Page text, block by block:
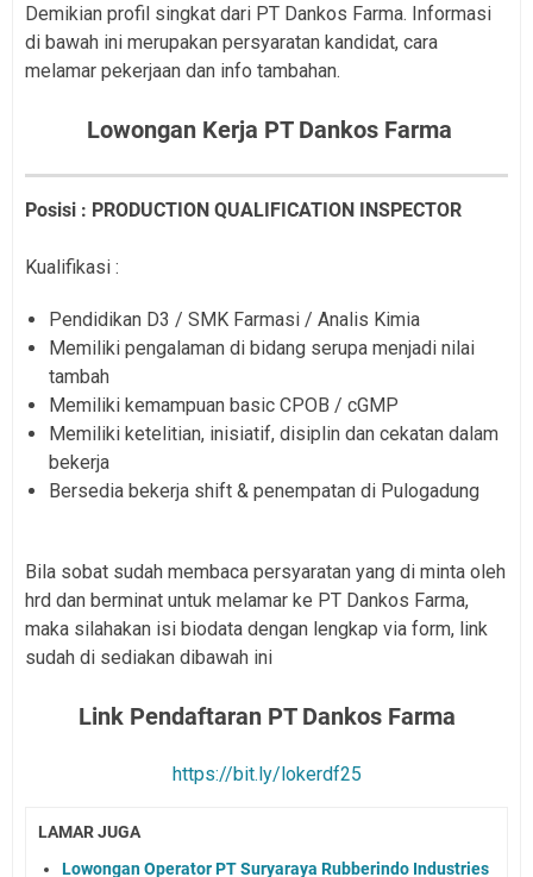
Demikian profil singkat dari PT Dankos Farma. Informasi
di bawah ini merupakan persyaratan kandidat, cara
melamar pekerjaan dan info tambahan.
Lowongan Kerja PT Dankos Farma
Posisi : PRODUCTION QUALIFICATION INSPECTOR
Kualifikasi :
Pendidikan D3 / SMK Farmasi / Analis Kimia
Memiliki pengalaman di bidang serupa menjadi nilai
tambah
Memiliki kemampuan basic CPOB / cGMP
Memiliki ketelitian, inisiatif, disiplin dan cekatan dalam
bekerja
Bersedia bekerja shift & penempatan di Pulogadung
Bila sobat sudah membaca persyaratan yang di minta oleh
hrd dan berminat untuk melamar ke PT Dankos Farma,
maka silahakan isi biodata dengan lengkap via form, link
sudah di sediakan dibawah ini
Link Pendaftaran PT Dankos Farma
https://bit.ly/lokerdf25
LAMAR JUGA
Lowongan Operator PT Suryaraya Rubberindo Industries